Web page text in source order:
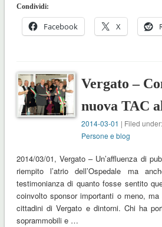
Condividi:
Facebook X
Vergato –
nuova TAC
2014-03-01 | Filed under:
Persone e blog
2014/03/01, Vergato – Un’affluenza di
riempito l’atrio dell’Ospedale ma
testimonianza di quanto fosse sentito
coinvolto sponsor importanti o meno,
cittadini di Vergato e dintorni. Chi ha
soprammobili e …